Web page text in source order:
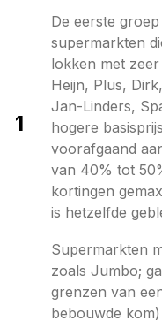
1
De eerste
supermarkten
lokken met
Heijn, Plus,
Jan-Linders,
hogere
voorafgaand
van 40% tot
kortingen
is hetzelfde
Supermarkten
zoals Jumbo;
grenzen van
bebouwde